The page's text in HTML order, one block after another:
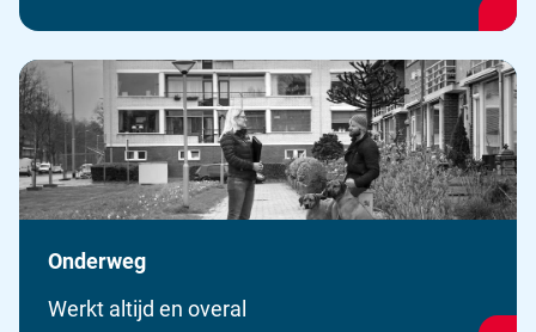
Onderweg
Werkt altijd en overal